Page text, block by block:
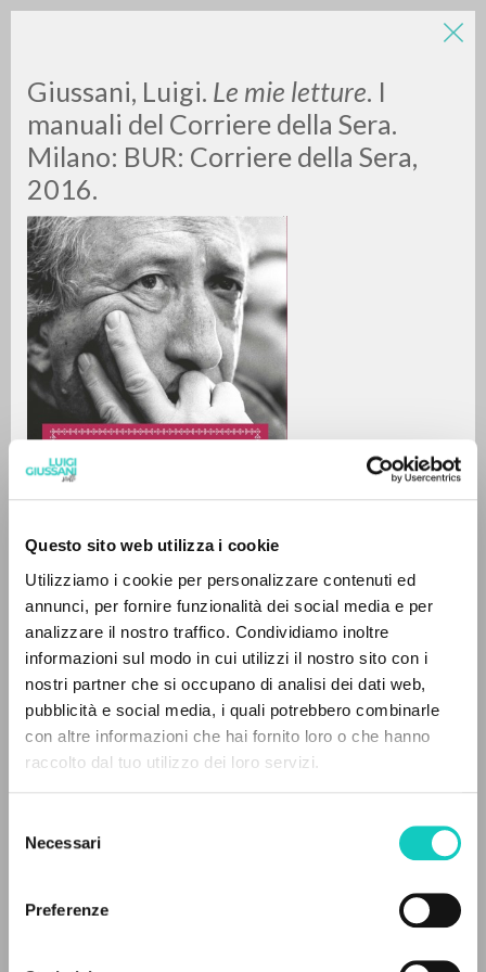
Questo sito web utilizza i cookie
Utilizziamo i cookie per personalizzare contenuti ed
annunci, per fornire funzionalità dei social media e per
analizzare il nostro traffico. Condividiamo inoltre
informazioni sul modo in cui utilizzi il nostro sito con i
nostri partner che si occupano di analisi dei dati web,
pubblicità e social media, i quali potrebbero combinarle
con altre informazioni che hai fornito loro o che hanno
raccolto dal tuo utilizzo dei loro servizi.
delNecessari
Preferenze
Giussani, Luigi. Le mie letture. I
manuali del Corriere della Sera.
Milano: BUR: Corriere della Sera,
2016.
Branciaroli Franco Presentation
Giussani Luigi Author
BUR: Corriere della Sera
Italian
LATEST UPDATE
LUIGI
GIUSSANI
0RESULTS FOUND
MORE RESULTS